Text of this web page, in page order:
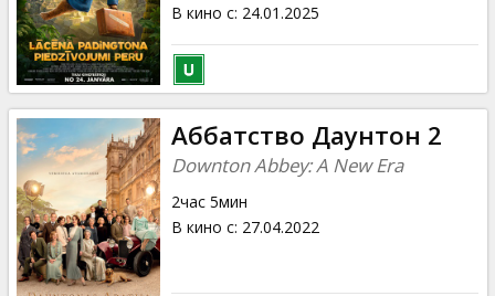
В кино с: 24.01.2025
Аббатство Даунтон 2
Downton Abbey: A New Era
2час 5мин
В кино с: 27.04.2022